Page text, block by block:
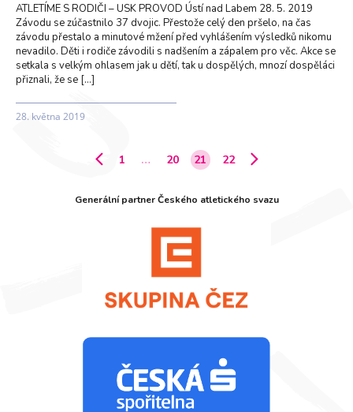
ATLETÍME S RODIČI – USK PROVOD Ústí nad Labem 28. 5. 2019
Závodu se zúčastnilo 37 dvojic. Přestože celý den pršelo, na čas
závodu přestalo a minutové mžení před vyhlášením výsledků nikomu
nevadilo. Děti i rodiče závodili s nadšením a zápalem pro věc. Akce se
setkala s velkým ohlasem jak u dětí, tak u dospělých, mnozí dospěláci
přiznali, že se […]
28. května 2019
1 … 20 21 22
Generální partner Českého atletického svazu